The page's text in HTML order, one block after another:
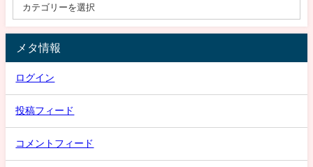
メタ情報
ログイン
投稿フィード
コメントフィード